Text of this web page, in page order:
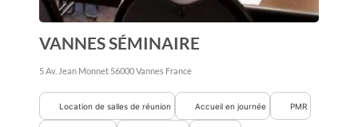
VANNES SÉMINAIRE
5 Av. Jean Monnet 56000Vannes France
Location de salles de réunion Accueil en journée PMR